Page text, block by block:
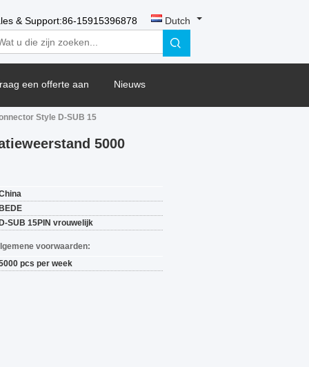
& Support:86-15915396878 Dutch
een offerte aan Nieuws
Style D-SUB 15
5000
SUB 15PIN vrouwelijk
voorwaarden:
pcs per week